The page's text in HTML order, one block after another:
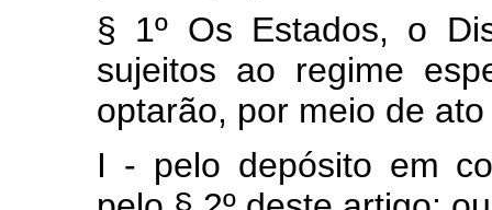
§ 1º Os Estados, o
sujeitos ao regime
optarão, por meio de
I - pelo depósito em